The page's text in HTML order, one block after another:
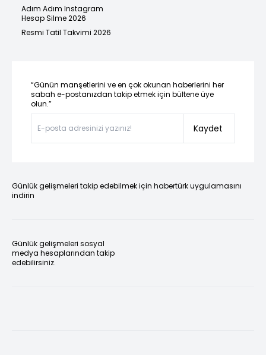
Adım Adım Instagram
Hesap Silme 2026
Resmi Tatil Takvimi 2026
“Günün manşetlerini ve en çok okunan haberlerini her
sabah e-postanızdan takip etmek için bültene üye
olun.”
Kaydet
Günlük gelişmeleri takip edebilmek için habertürk uygulamasını
indirin
Günlük gelişmeleri sosyal
medya hesaplarından takip
edebilirsiniz.